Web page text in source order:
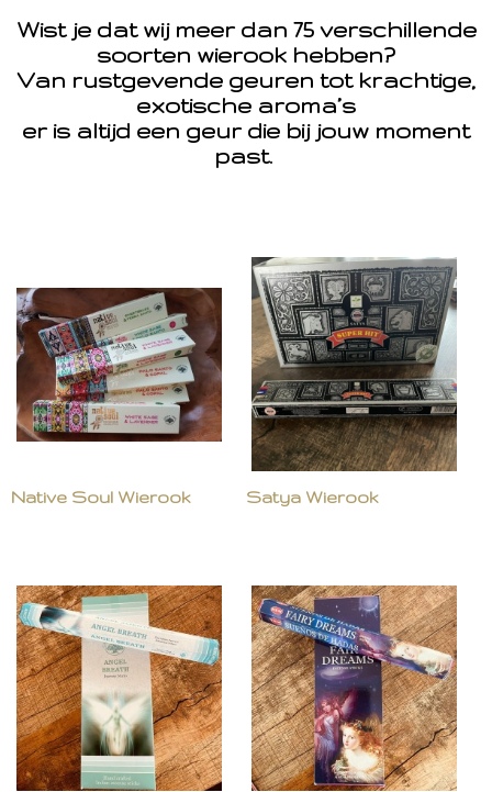
Wist je dat wij meer dan 75 verschillende
soorten wierook hebben?
Van rustgevende geuren tot krachtige,
exotische aroma’s
er is altijd een geur die bij jouw moment
past.
Native Soul Wierook Satya Wierook